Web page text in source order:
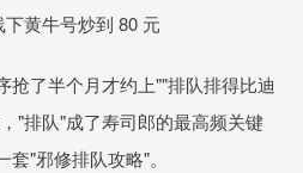
黄牛号炒到 80 元
抢了半个月才约上""排队排得比迪
排队"成了寿司郎的最高频关键
"邪修排队攻略"。